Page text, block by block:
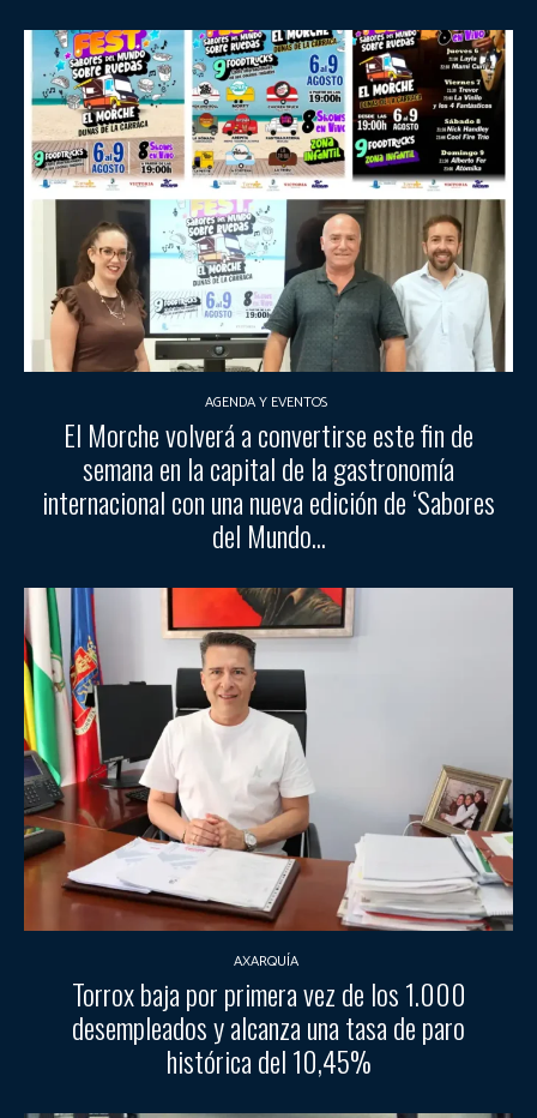
AGENDA Y EVENTOS
El Morche volverá a convertirse este fin de
semana en la capital de la gastronomía
internacional con una nueva edición de ‘Sabores
del Mundo...
AXARQUÍA
Torrox baja por primera vez de los 1.000
desempleados y alcanza una tasa de paro
histórica del 10,45%